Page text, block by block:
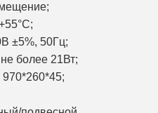
±5%, 50Гц;
более 21Вт;
970*260*45;